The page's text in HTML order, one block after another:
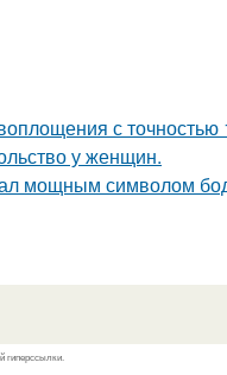
с точностью
у женщин.
мощным символом
гиперссылки.